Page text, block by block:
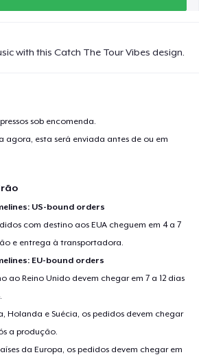
with this Catch The Tour Vibes design.
sob encomenda.
agora, esta será enviada antes de ou em
US-bound orders
com destino aos EUA cheguem em 4 a 7
e entrega à transportadora.
EU-bound orders
ao Reino Unido devem chegar em 7 a 12 dias
Holanda e Suécia, os pedidos devem chegar
a produção.
da Europa, os pedidos devem chegar em